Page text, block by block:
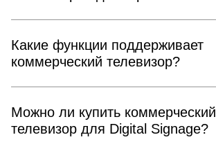
Какие функции поддерживает
коммерческий телевизор?
Можно ли купить коммерческий
телевизор для Digital Signage?